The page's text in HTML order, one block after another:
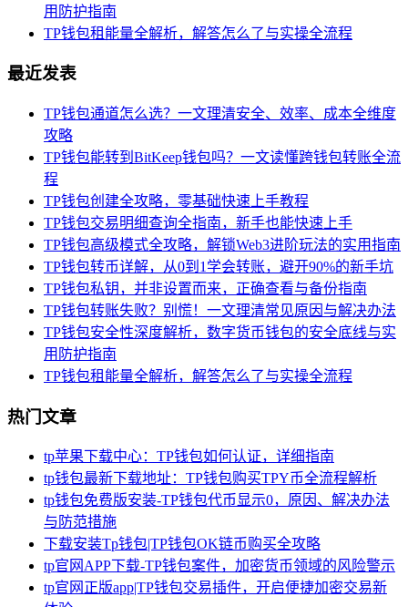
用防护指南
TP钱包租能量全解析，解答怎么了与实操全流程
最近发表
TP钱包通道怎么选？一文理清安全、效率、成本全维度
攻略
TP钱包能转到BitKeep钱包吗？一文读懂跨钱包转账全流
程
TP钱包创建全攻略，零基础快速上手教程
TP钱包交易明细查询全指南，新手也能快速上手
TP钱包高级模式全攻略，解锁Web3进阶玩法的实用指南
TP钱包转币详解，从0到1学会转账，避开90%的新手坑
TP钱包私钥，并非设置而来，正确查看与备份指南
TP钱包转账失败？别慌！一文理清常见原因与解决办法
TP钱包安全性深度解析，数字货币钱包的安全底线与实
用防护指南
TP钱包租能量全解析，解答怎么了与实操全流程
热门文章
tp苹果下载中心：TP钱包如何认证，详细指南
tp钱包最新下载地址：TP钱包购买TPY币全流程解析
tp钱包免费版安装-TP钱包代币显示0，原因、解决办法
与防范措施
下载安装Tp钱包|TP钱包OK链币购买全攻略
tp官网APP下载-TP钱包案件，加密货币领域的风险警示
tp官网正版app|TP钱包交易插件，开启便捷加密交易新